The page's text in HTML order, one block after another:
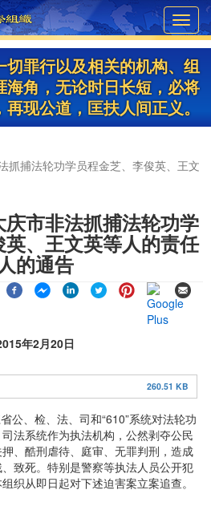
切罪行以及相关的机构、组
海角，无论时日长短，必将
现公道，匡扶人间正义。
抓捕法轮功学员程金芝、李俊英、王文
市非法抓捕法轮功学
英、王文英等人的责任
人的通告
年2月20日
260.51 KB
公、检、法、司和“610”系统对法轮功
法系统作为执法机构，公然剥夺公民
、酷刑虐待、庭审、无罪判刑，造成
致死。特别是警察等执法人员公开犯
织从即日起对下述迫害案立案追查。